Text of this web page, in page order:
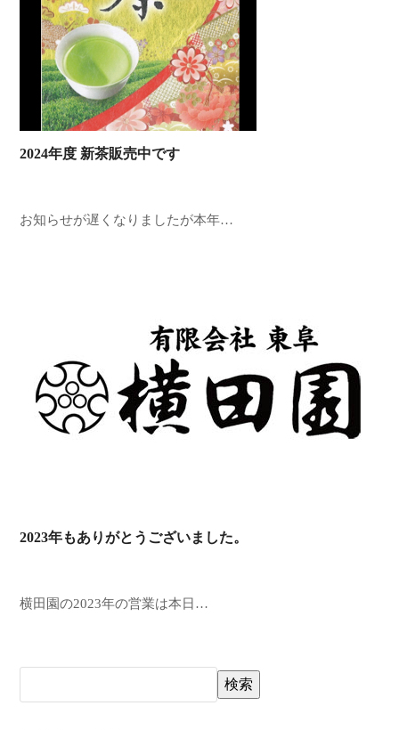
2024年度 新茶販売中です
お知らせが遅くなりましたが本年…
2023年もありがとうございました。
横田園の2023年の営業は本日…
検索